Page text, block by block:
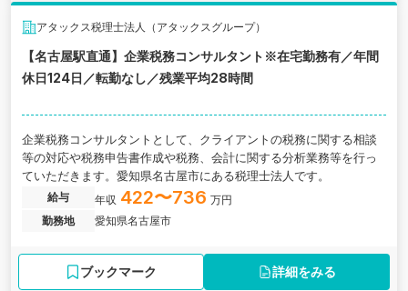
アタックス税理士法人（アタックスグループ）
【名古屋駅直通】企業税務コンサルタント※在宅勤務有／年間
休日124日／転勤なし／残業平均28時間
企業税務コンサルタントとして、クライアントの税務に関する相談
等の対応や税務申告書作成や税務、会計に関する分析業務等を行っ
ていただきます。愛知県名古屋市にある税理士法人です。
給与 年収 422〜736 万円
勤務地
愛知県名古屋市
ブックマーク 詳細をみる